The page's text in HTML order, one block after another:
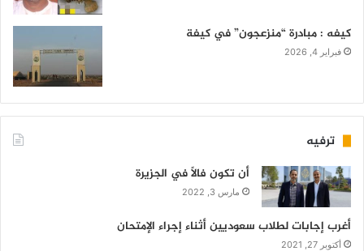
كيفه : مبادرة “منزعجون” في كيفة
فبراير 4, 2026
ترفيه
أن تكون فالاً في الجزيرة
مارس 3, 2022
أغرب إجابات لطلاب سعوديين أثناء إجراء الإمتحان
أكتوبر 27, 2021